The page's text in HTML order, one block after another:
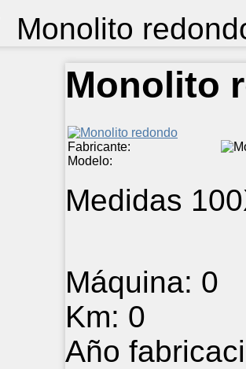
Monolito
Monolito
Fabricante:
Modelo:
Medidas
Máquina: 0
Km: 0
Año